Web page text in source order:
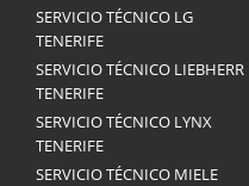
SERVICIO TÉCNICO LG
TENERIFE
SERVICIO TÉCNICO LIEBHERR
TENERIFE
SERVICIO TÉCNICO LYNX
TENERIFE
SERVICIO TÉCNICO MIELE